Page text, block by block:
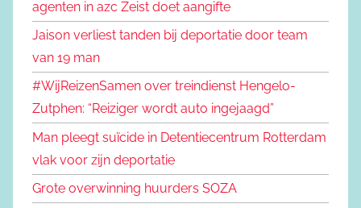
agenten in azc Zeist doet aangifte
Jaison verliest tanden bij deportatie door team
van 19 man
#WijReizenSamen over treindienst Hengelo-
Zutphen: “Reiziger wordt auto ingejaagd”
Man pleegt suïcide in Detentiecentrum Rotterdam
vlak voor zijn deportatie
Grote overwinning huurders SOZA